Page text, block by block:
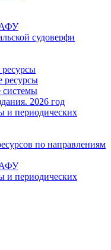
судоверфи
ресурсы
системы
2026 год
и периодических
по направлениям
и периодических